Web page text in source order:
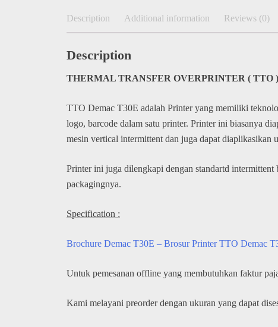
Description Additional information Reviews (0)
Description
THERMAL TRANSFER OVERPRINTER ( TTO )
TTO Demac T30E adalah Printer yang memiliki
logo, barcode dalam satu printer. Printer ini biasanya
mesin vertical intermittent dan juga dapat diaplikasikan
Printer ini juga dilengkapi dengan standartd
packagingnya.
Specification :
Brochure Demac T30E – Brosur Printer TTO Demac
Untuk pemesanan offline yang membutuhkan faktur
Kami melayani preorder dengan ukuran yang dapat